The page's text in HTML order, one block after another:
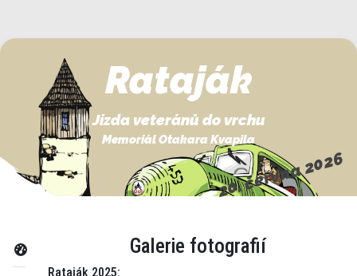
Rataják
Jízda veteránů do vrchu
Memoriál Otakara Kvapila
20. června 2026
Galerie fotografií
Rataják 2025: